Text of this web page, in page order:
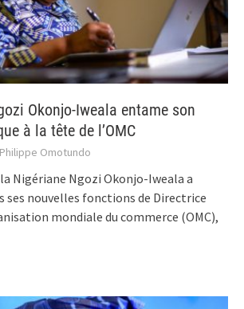
Okonjo-Iweala entame son
à la tête de l’OMC
Philippe Omotundo
la Nigériane Ngozi Okonjo-Iweala a
nouvelles fonctions de Directrice
mondiale du commerce (OMC),